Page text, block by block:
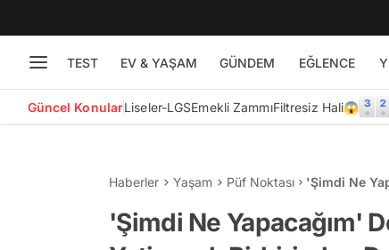
TEST EV & YAŞAM GÜNDEM EĞLENCE
Güncel KonularLiseler-LGSEmekli ZammıFiltresiz Hali😱
Haberler Yaşam Püf Noktası
'Şimdi Ne
'Şimdi Ne Yapacağım'